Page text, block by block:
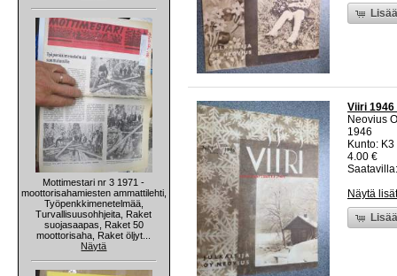
Mottimestari nr 3 1971 -
moottorisahamiesten ammattilehti,
Työpenkkimenetelmää,
Turvallisuusohhjeita, Raket
suojasaapas, Raket 50
moottorisaha, Raket öljyt...
Näytä
Viiri
Neovius
1946
Kunto:
4.00 €
Näytä